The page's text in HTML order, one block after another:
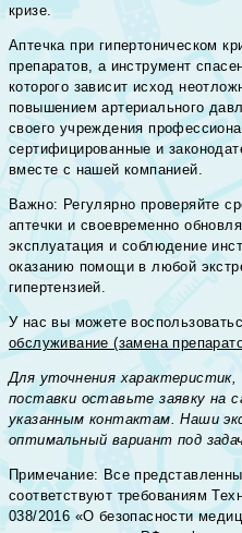
кризе.
Аптечка при гипертоническом
препаратов, а инструмент
которого зависит исход
повышением артериального
своего учреждения
сертифицированные и
вместе с нашей компанией.
Важно: Регулярно проверяйте
аптечки и своевременно
эксплуатация и соблюдение
оказанию помощи в любой
гипертензией.
У нас вы можете
обслуживание (замена
Для уточнения характеристик,
поставки оставьте заявку на
указанным контактам. Наши
оптимальный вариант под
Примечание: Все
соответствуют требованиям
038/2016 «О безопасности